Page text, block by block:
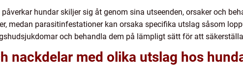
hundar skiljer sig åt genom sina utseenden, orsaker och
medan parasitinfestationer kan orsaka specifika utslag såsom
och behandla dem på lämpligt sätt för att
nackdelar med olika utslag hos